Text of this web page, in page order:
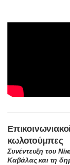
κωλοτούμπες
Συνέντευξη του
Καβάλας και τη